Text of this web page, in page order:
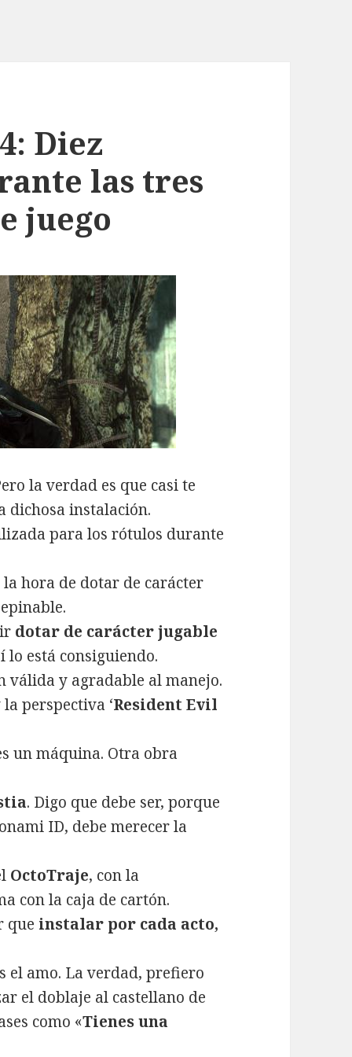
Diez
las tres
juego
la verdad es que casi te
dichosa instalación.
para los rótulos durante
la hora de dotar de carácter
dotar de carácter jugable
lo está consiguiendo.
válida y agradable al manejo.
perspectiva ‘Resident Evil
un máquina. Otra obra
. Digo que debe ser, porque
ID, debe merecer la
OctoTraje, con la
con la caja de cartón.
que instalar por cada acto,
el amo. La verdad, prefiero
el doblaje al castellano de
como «Tienes una